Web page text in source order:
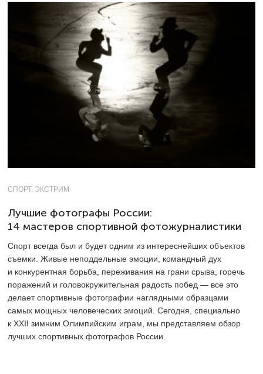
СПОРТ, ЭКСТРИМ
Лучшие фотографы России:
14 мастеров спортивной фотожурналистики
Спорт всегда был и будет одним из интереснейших объектов
съемки. Живые неподдельные эмоции, командный дух
и конкурентная борьба, переживания на грани срыва, горечь
поражений и головокружительная радость побед — все это
делает спортивные фотографии наглядными образцами
самых мощных человеческих эмоций. Сегодня, специально
к XXII зимним Олимпийским играм, мы представляем обзор
лучших спортивных фотографов России.